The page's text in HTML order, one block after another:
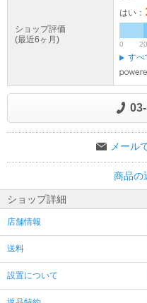
ショップ評価
(最近6ヶ月)
はい：
0 20
すべ
メール
商品の
ショップ詳細
店舗情報
送料
設置について